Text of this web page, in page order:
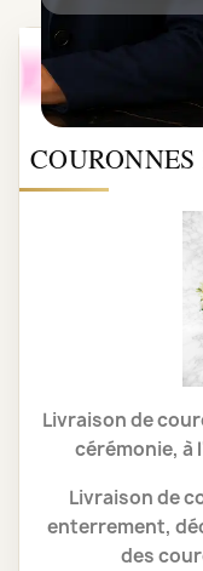
Livraison de
cérémonie, à
Livraison de
enterrement,
des